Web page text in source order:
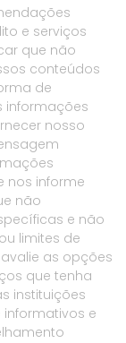
e serviços
que não
conteúdos
de
informações
nosso
nos informe
não
e não
limites de
as opções
que tenha
instituições
informativos e